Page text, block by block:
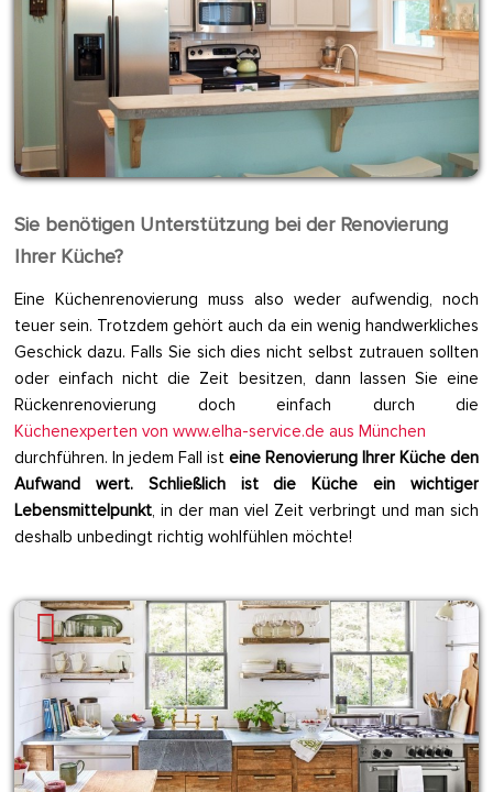
Sie benötigen Unterstützung bei der Renovierung
Ihrer Küche?
Eine Küchenrenovierung muss also weder aufwendig, noch
teuer sein. Trotzdem gehört auch da ein wenig handwerkliches
Geschick dazu. Falls Sie sich dies nicht selbst zutrauen sollten
oder einfach nicht die Zeit besitzen, dann lassen Sie eine
Rückenrenovierung doch einfach durch die
Küchenexperten von www.elha-service.de aus München
durchführen. In jedem Fall ist eine Renovierung Ihrer Küche den
Aufwand wert. Schließlich ist die Küche ein wichtiger
Lebensmittelpunkt, in der man viel Zeit verbringt und man sich
deshalb unbedingt richtig wohlfühlen möchte!